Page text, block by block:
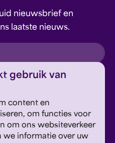
gebruik van
content en
om functies voor
om ons websiteverkeer
we informatie over uw
nieuwsbrief en
laatste nieuws.
Servicevoorwaarden
ons!